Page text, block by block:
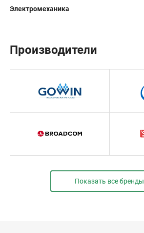
Электромеханика
Производители
Показать все бренды